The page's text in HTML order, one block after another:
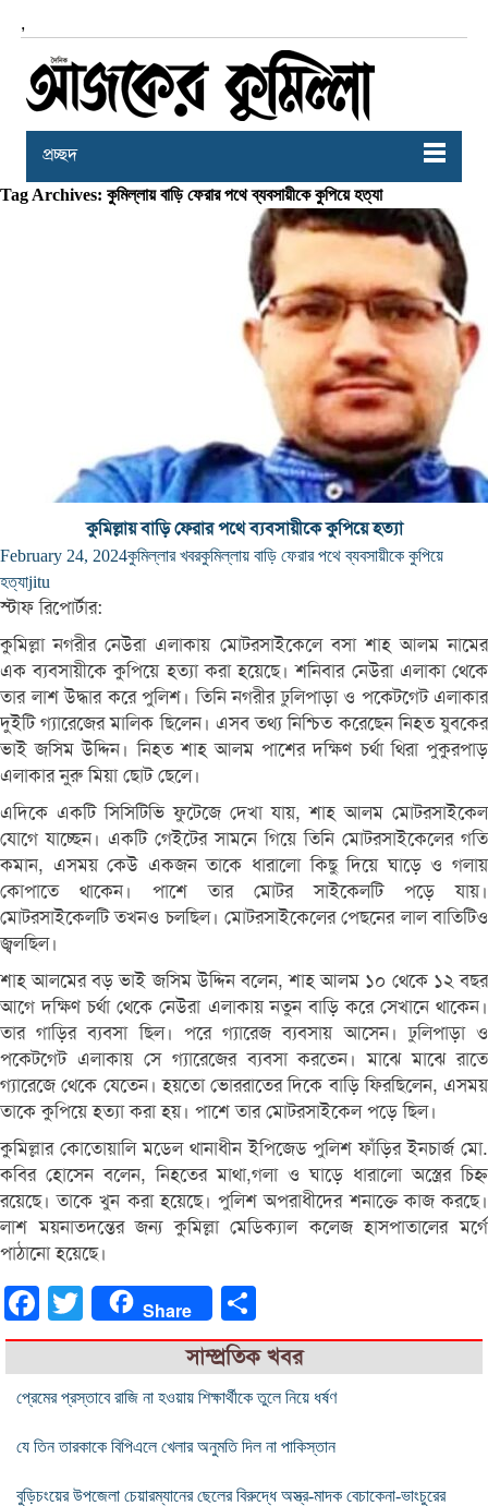
,
প্রচ্ছদ
Tag Archives: কুমিল্লায় বাড়ি ফেরার পথে ব্যবসায়ীকে কুপিয়ে হত্যা
কুমিল্লায় বাড়ি ফেরার পথে ব্যবসায়ীকে কুপিয়ে হত্যা
February 24, 2024কুমিল্লার খবরকুমিল্লায় বাড়ি ফেরার পথে ব্যবসায়ীকে কুপিয়ে
হত্যাjitu
স্টাফ রিপোর্টার:
কুমিল্লা নগরীর নেউরা এলাকায় মোটরসাইকেলে বসা শাহ আলম নামের
এক ব্যবসায়ীকে কুপিয়ে হত্যা করা হয়েছে। শনিবার নেউরা এলাকা থেকে
তার লাশ উদ্ধার করে পুলিশ। তিনি নগরীর ঢুলিপাড়া ও পকেটগেট এলাকার
দুইটি গ্যারেজের মালিক ছিলেন। এসব তথ্য নিশ্চিত করেছেন নিহত যুবকের
ভাই জসিম উদ্দিন। নিহত শাহ আলম পাশের দক্ষিণ চর্থা থিরা পুকুরপাড়
এলাকার নুরু মিয়া ছোট ছেলে।
এদিকে একটি সিসিটিভি ফুটেজে দেখা যায়, শাহ আলম মোটরসাইকেল
যোগে যাচ্ছেন। একটি গেইটের সামনে গিয়ে তিনি মোটরসাইকেলের গতি
কমান, এসময় কেউ একজন তাকে ধারালো কিছু দিয়ে ঘাড়ে ও গলায়
কোপাতে থাকেন। পাশে তার মোটর সাইকেলটি পড়ে যায়।
মোটরসাইকেলটি তখনও চলছিল। মোটরসাইকেলের পেছনের লাল বাতিটিও
জ্বলছিল।
শাহ আলমের বড় ভাই জসিম উদ্দিন বলেন, শাহ আলম ১০ থেকে ১২ বছর
আগে দক্ষিণ চর্থা থেকে নেউরা এলাকায় নতুন বাড়ি করে সেখানে থাকেন।
তার গাড়ির ব্যবসা ছিল। পরে গ্যারেজ ব্যবসায় আসেন। ঢুলিপাড়া ও
পকেটগেট এলাকায় সে গ্যারেজের ব্যবসা করতেন। মাঝে মাঝে রাতে
গ্যারেজে থেকে যেতেন। হয়তো ভোররাতের দিকে বাড়ি ফিরছিলেন, এসময়
তাকে কুপিয়ে হত্যা করা হয়। পাশে তার মোটরসাইকেল পড়ে ছিল।
কুমিল্লার কোতোয়ালি মডেল থানাধীন ইপিজেড পুলিশ ফাঁড়ির ইনচার্জ মো.
কবির হোসেন বলেন, নিহতের মাথা,গলা ও ঘাড়ে ধারালো অস্ত্রের চিহ্ন
রয়েছে। তাকে খুন করা হয়েছে। পুলিশ অপরাধীদের শনাক্তে কাজ করছে।
লাশ ময়নাতদন্তের জন্য কুমিল্লা মেডিক্যাল কলেজ হাসপাতালের মর্গে
পাঠানো হয়েছে।
FacebookTwitter Share
সাম্প্রতিক খবর
প্রেমের প্রস্তাবে রাজি না হওয়ায় শিক্ষার্থীকে তুলে নিয়ে ধর্ষণ
যে তিন তারকাকে বিপিএলে খেলার অনুমতি দিল না পাকিস্তান
বুড়িচংয়ের উপজেলা চেয়ারম্যানের ছেলের বিরুদ্ধে অস্ত্র-মাদক বেচাকেনা-ভাংচুরের